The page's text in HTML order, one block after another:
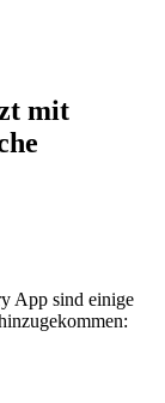
mit
App sind einige